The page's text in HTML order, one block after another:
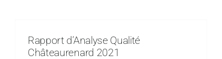
Rapport d’Analyse Qualité
Châteaurenard 2021